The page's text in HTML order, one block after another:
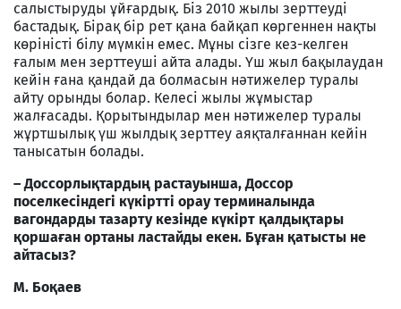
салыстыруды ұйғардық. Біз 2010 жылы зерттеуді
бастадық. Бірақ бір рет қана байқап көргеннен нақты
көріністі білу мүмкін емес. Мұны сізге кез-келген
ғалым мен зерттеуші айта алады. Үш жыл бақылаудан
кейін ғана қандай да болмасын нәтижелер туралы
айту орынды болар. Келесі жылы жұмыстар
жалғасады. Қорытындылар мен нәтижелер туралы
жұртшылық үш жылдық зерттеу аяқталғаннан кейін
танысатын болады.
– Доссорлықтардың растауынша, Доссор
поселкесіндегі күкіртті орау терминалында
вагондарды тазарту кезінде күкірт қалдықтары
қоршаған ортаны ластайды екен. Бұған қатысты не
айтасыз?
М. Боқаев